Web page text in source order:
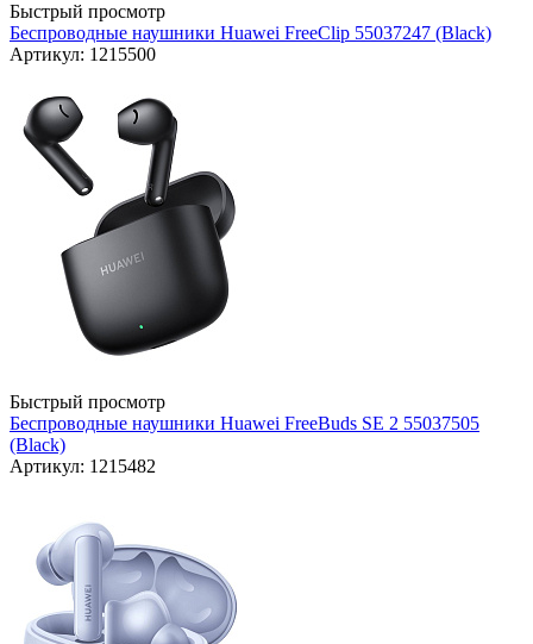
Быстрый просмотр
Беспроводные наушники Huawei FreeClip 55037247 (Black)
Артикул: 1215500
Быстрый просмотр
Беспроводные наушники Huawei FreeBuds SE 2 55037505
(Black)
Артикул: 1215482